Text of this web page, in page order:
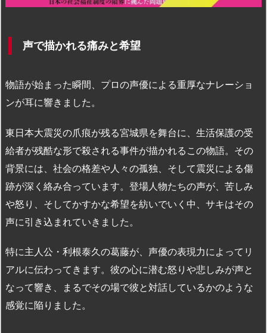
声で描かれる痛みと希望
物語が始まった瞬間、プロの声優による重厚なナレーショ
ンが耳に響きました。
東日本大震災の爪痕が残る宮城県を舞台に、生活保護の受
給者が残酷な形で殺される事件が描かれるこの物語。その
背景には、社会の格差や人々の孤独、そして震災による傷
跡が深く絡み合っています。登場人物たちの声が、苦しみ
や怒り、そしてかすかな希望を紡いでいく中、サキはその
声に引き込まれていきました。
特に主人公・利根泰久の葛藤が、声優の表現力によってリ
アルに伝わってきます。彼の心に潜む怒りや悲しみが声と
なって響き、まるでその場で彼と対話しているかのような
感覚に陥りました。